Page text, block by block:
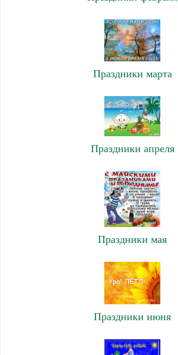
Праздники марта
Праздники апреля
Праздники мая
Праздники июня